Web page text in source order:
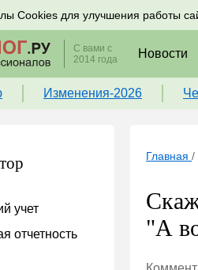
Cookies для улучшения работы
новости по налогам, учету и
С вами с
2014 года
Новости
Изменения-2026
учет
отчетность
Главная /
"А